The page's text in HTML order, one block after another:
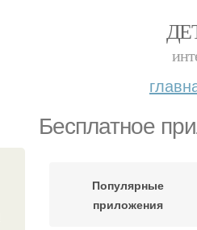
Бесплатное
Популярные
приложения